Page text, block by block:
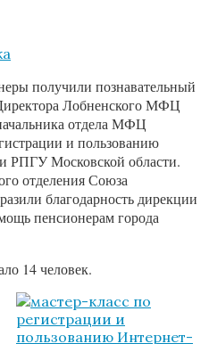
получили познавательный
Лобненского МФЦ
отдела МФЦ
и пользованию
РПГУ Московской области.
отделения Союза
благодарность дирекции
пенсионерам города
14 человек.